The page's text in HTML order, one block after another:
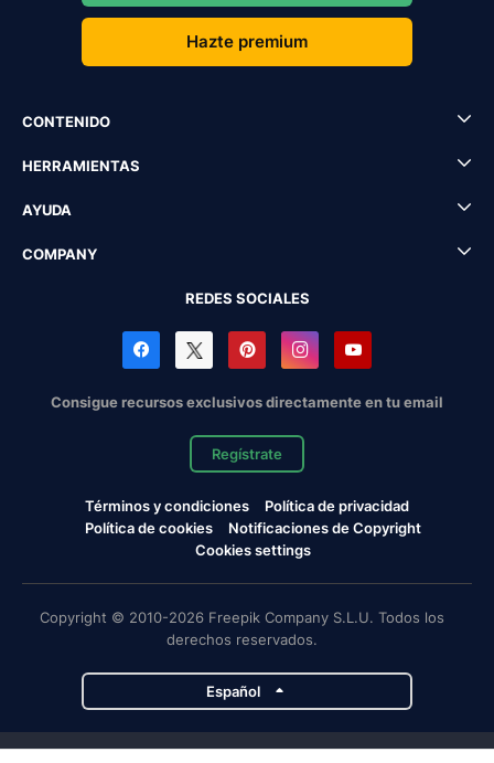
Hazte premium
CONTENIDO
HERRAMIENTAS
AYUDA
COMPANY
REDES SOCIALES
Consigue recursos exclusivos directamente en tu email
Regístrate
Términos y condiciones
Política de privacidad
Política de cookies
Notificaciones de Copyright
Cookies settings
Copyright © 2010-2026 Freepik Company S.L.U. Todos los
derechos reservados.
Español